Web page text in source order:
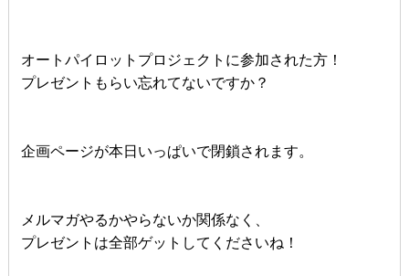
オートパイロットプロジェクトに参加された方！
プレゼントもらい忘れてないですか？
企画ページが本日いっぱいで閉鎖されます。
メルマガやるかやらないか関係なく、
プレゼントは全部ゲットしてくださいね！